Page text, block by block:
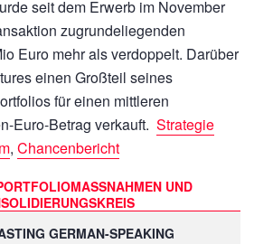
seit dem Erwerb im November
zugrundeliegenden
Euro mehr als verdoppelt. Darüber
einen Großteil seines
für einen mittleren
Euro-Betrag verkauft. Strategie
, Chancenbericht
UND Ä
GERMAN-SPEAKING